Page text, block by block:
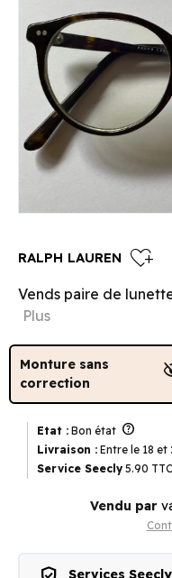
RALPH LAUREN heart_plus
Vends paire de
Plus
Monture sans
correction
Etat : Bon état help
Livraison : Entre le 18 et
Service Seecly 5.90 TTC
Vendu par
Services